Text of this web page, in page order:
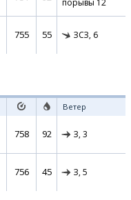
порывы 12
755 55 ЗСЗ, 6
Ветер
758 92 З, 3
756 45 З, 5